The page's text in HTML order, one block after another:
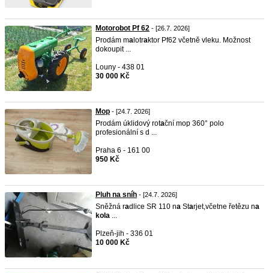
Motorobot Pf 62 - [26.7. 2026]
Prodám ma lotraktor Pf62 včetně vleku. Možnost
dokoupit ...
Louny - 438 01
30 000 Kč
Mop - [24.7. 2026]
Prodám úklidový rotační mop 360° polo
profesionální s d ...
Praha 6 - 161 00
950 Kč
Pluh na sníh - [24.7. 2026]
Sněžná radlice SR 110 na Starjet,včetne řetězu na
kol a ...
Plzeň-jih - 336 01
10 000 Kč